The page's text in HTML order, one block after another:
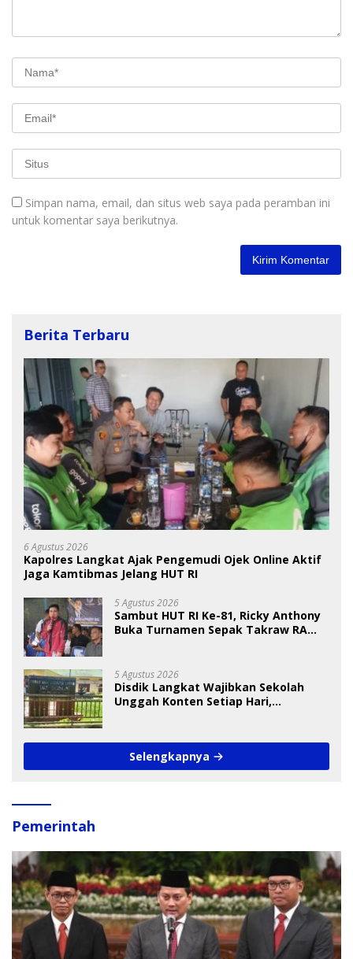
Simpan nama, email, dan situs web saya pada peramban ini
untuk komentar saya berikutnya.
Berita Terbaru
6 Agustus 2026
Kapolres Langkat Ajak Pengemudi Ojek Online Aktif
Jaga Kamtibmas Jelang HUT RI
5 Agustus 2026
Sambut HUT RI Ke-81, Ricky Anthony
Buka Turnamen Sepak Takraw RA
5 Agustus 2026
Disdik Langkat Wajibkan Sekolah
Unggah Konten Setiap Hari,
Selengkapnya
Pemerintah